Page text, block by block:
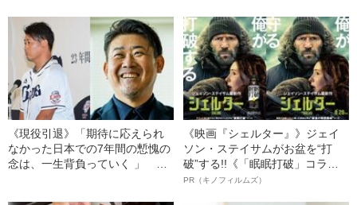
い」と周りに思わせるワケ
《現役引退》「期待に応えられ
なかった日本での7年間の慙愧の
念は、一生背負っていく 」 松
《映画『シェルター』》ジェイ
ソン・ステイサムがお盆を“打
破”する!!《「眠眠打破」コラ
ボ》
PR（キノフィルムズ）